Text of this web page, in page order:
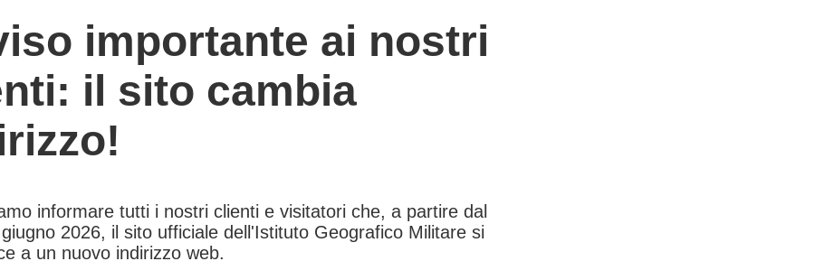
importante ai nostri
il sito cambia
informare tutti i nostri clienti e visitatori che, a partire dal
2026, il sito ufficiale dell'Istituto Geografico Militare si
a un nuovo indirizzo web.